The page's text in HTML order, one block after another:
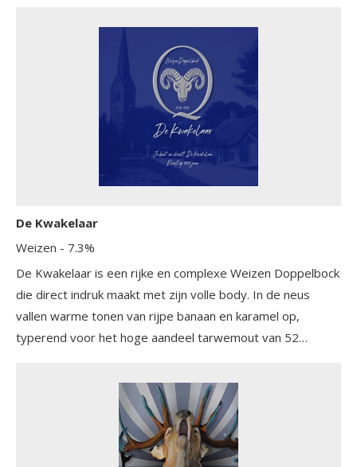
De Kwakelaar
Weizen - 7.3%
De Kwakelaar is een rijke en complexe Weizen Doppelbock
die direct indruk maakt met zijn volle body. In de neus
vallen warme tonen van rijpe banaan en karamel op,
typerend voor het hoge aandeel tarwemout van 52
met zoete hints van donker brood, toffee en een vleug
rozijn. Halverwege komt het typische weizenprofiel naar
voren met subtiele kruidigheid van kruidnagel en een
zweem van peper. De tarwe zorgt voor een zijdezachte